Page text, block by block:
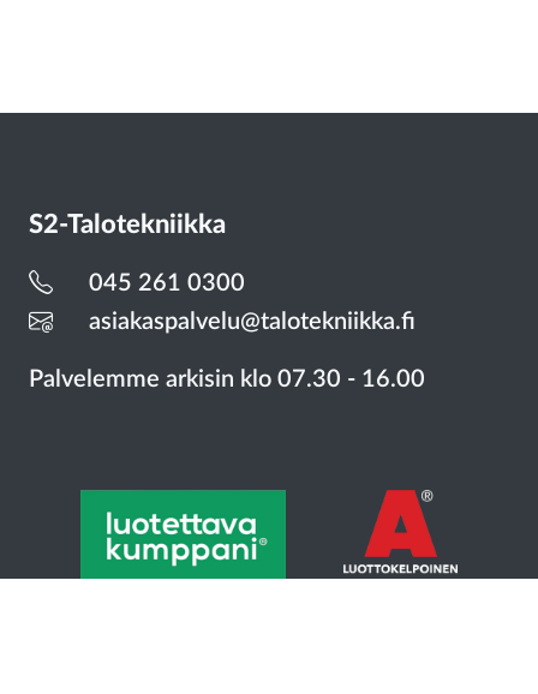
S2-Talotekniikka
045 261 0300
asiakaspalvelu@talotekniikka.fi
Palvelemme arkisin klo 07.30 - 16.00